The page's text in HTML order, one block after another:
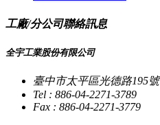
工廠/分公司聯絡訊息
全宇工業股份有限公司
臺中市太平區光德路195號
Tel : 886-04-2271-3789
Fax : 886-04-2271-3779